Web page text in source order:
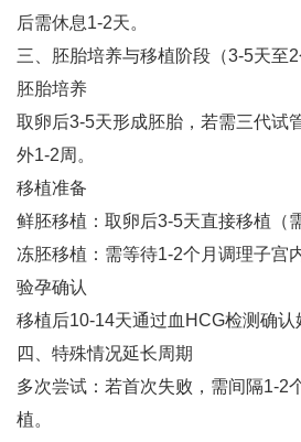
后需休息1-2天‌。
三、胚胎培养与移植阶段（3-5天至2
胚胎培养‌
取卵后3-5天形成胚胎，若需三代试
外1-2周‌。
移植准备‌
鲜胚移植：取卵后3-5天直接移植（
冻胚移植：需等待1-2个月调理子宫
验孕确认‌
移植后10-14天通过血HCG检测确认
四、特殊情况延长周期
多次尝试‌：若首次失败，需间隔1-2
植‌。